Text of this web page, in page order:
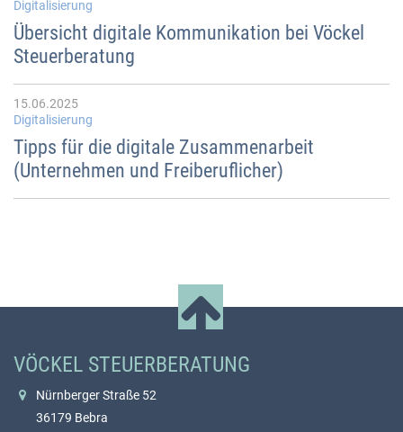
Digitalisierung
Übersicht digitale Kommunikation bei Vöckel
Steuerberatung
15.06.2025
Digitalisierung
Tipps für die digitale Zusammenarbeit
(Unternehmen und Freiberuflicher)
VÖCKEL STEUERBERATUNG
Nürnberger Straße 52
36179 Bebra